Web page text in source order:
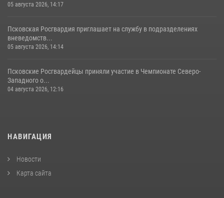
05 августа 2026, 14:17
Псковская Росгвардия приглашает на службу в подразделениях
вневедомств...
05 августа 2026, 14:14
Псковские Росгвардейцы приняли участие в Чемпионате Северо-
Западного о...
04 августа 2026, 12:16
НАВИГАЦИЯ
Новости
Карта сайта